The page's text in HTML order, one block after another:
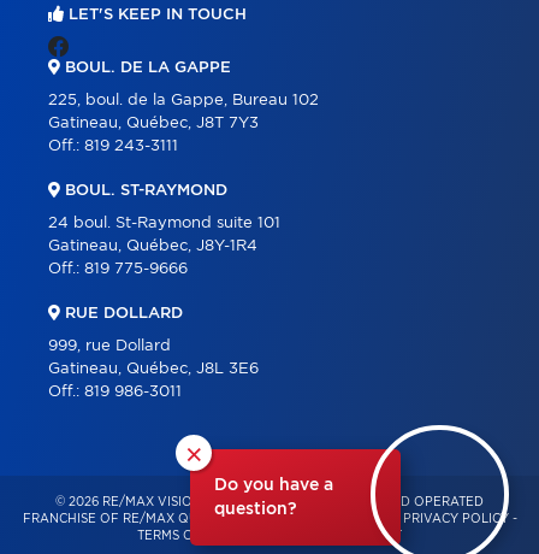
×
Do you have a
question?
LET'S KEEP IN TOUCH
BOUL. DE LA GAPPE
225, boul. de la Gappe, Bureau 102
Gatineau, Québec, J8T 7Y3
Off.: 819 243-3111
BOUL. ST-RAYMOND
24 boul. St-Raymond suite 101
Gatineau, Québec, J8Y-1R4
Off.: 819 775-9666
RUE DOLLARD
999, rue Dollard
Gatineau, Québec, J8L 3E6
Off.: 819 986-3011
© 2026 RE/MAX VISION – INDEPENDENTLY OWNED AND OPERATED
FRANCHISE OF RE/MAX QUÉBEC – ALL RIGHTS RESERVED -
PRIVACY POLICY -
TERMS OF USE
CONSENT MANAGEMENT